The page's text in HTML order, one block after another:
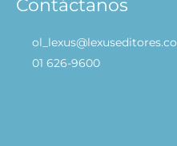
Contáctanos
01 626-9600